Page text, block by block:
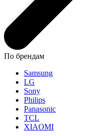
По брендам
Samsung
LG
Sony
Philips
Panasonic
TCL
XIAOMI